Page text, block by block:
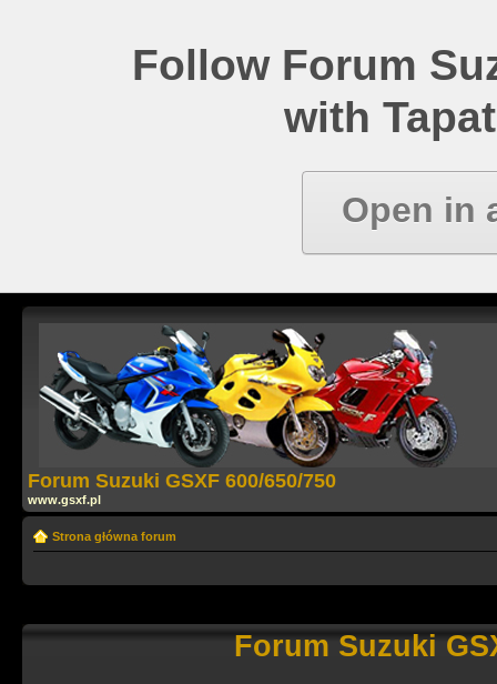
Follow Forum
with
Open in
Forum Suzuki GSXF 600/650/750
www.gsxf.pl
Strona główna forum
Forum Suzuki